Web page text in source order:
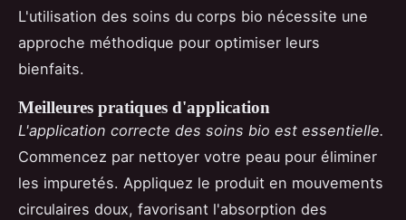
L'utilisation des soins du corps bio nécessite une
approche méthodique pour optimiser leurs
bienfaits.
Meilleures pratiques d'application
L'application correcte des soins bio est essentielle.
Commencez par nettoyer votre peau pour éliminer
les impuretés. Appliquez le produit en mouvements
circulaires doux, favorisant l'absorption des